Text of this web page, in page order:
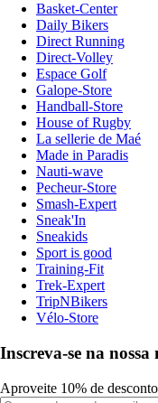
Basket-Center
Daily Bikers
Direct Running
Direct-Volley
Espace Golf
Galope-Store
Handball-Store
House of Rugby
La sellerie de Maé
Made in Paradis
Nauti-wave
Pecheur-Store
Smash-Expert
Sneak'In
Sneakids
Sport is good
Training-Fit
Trek-Expert
TripNBikers
Vélo-Store
Inscreva-se na nossa
Aproveite 10% de